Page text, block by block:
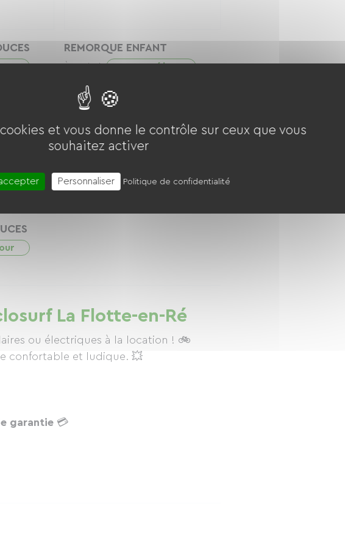
REMORQUE ENFANT
9.00 € / jour
La Flotte-en-Ré
ou électriques à la location ! 🚲
confortable et ludique. 💥
garantie 💳
et vous donne le contrôle sur ceux que vous
souhaitez activer
Personnaliser Politique de confidentialité